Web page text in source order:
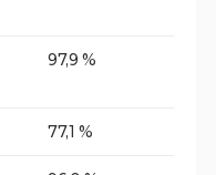
97,9 %
77,1 %